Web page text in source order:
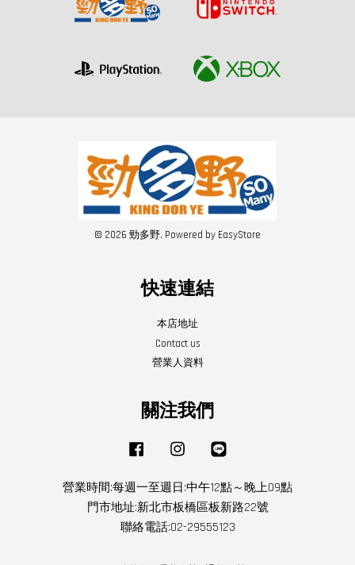
© 2026 勁多野. Powered by EasyStore
快速連結
本店地址
Contact us
營業人資料
關注我們
Facebook Instagram
營業時間:每週一至週日:中午12點～晚上09點
門市地址:新北市板橋區板新路22號
聯絡電話:02-29555123